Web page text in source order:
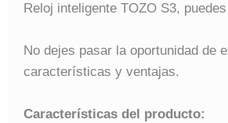
Reloj inteligente TOZO S3,
No dejes pasar la oportunidad de
características y ventajas.
Características del producto: